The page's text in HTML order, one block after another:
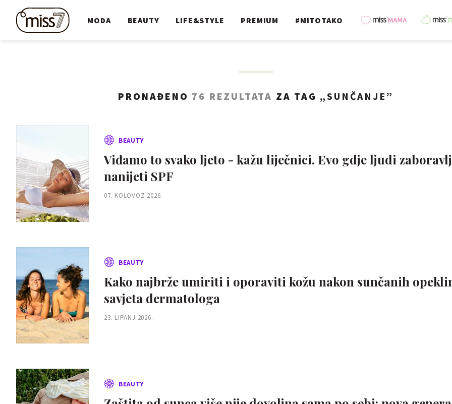
MODA BEAUTY LIFE&STYLE PREMIUM #MITOTAKO
PRONAĐENO 76 REZULTATA ZA TAG „SUNČANJE ”
BEAUTY
Viđamo to svako ljeto - kažu liječnici. Evo gdje ljudi
nanijeti SPF
07. KOLOVOZ 2026.
BEAUTY
Kako najbrže umiriti i oporaviti kožu nakon sunčanih
savjeta dermatologa
23. LIPANJ 2026.
BEAUTY